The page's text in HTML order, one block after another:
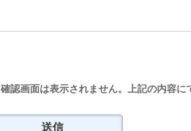
確認画面は表示されません。上記の内容に